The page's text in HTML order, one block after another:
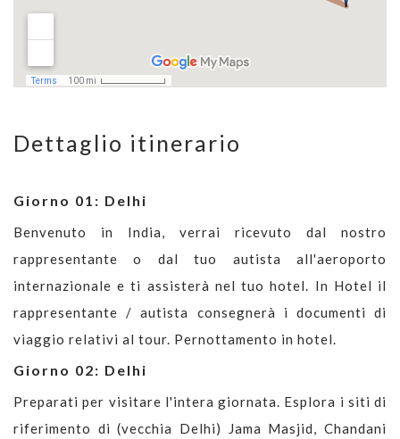
Dettaglio itinerario
Giorno 01: Delhi
Benvenuto in India, verrai ricevuto dal nostro
rappresentante o dal tuo autista all'aeroporto
internazionale e ti assisterà nel tuo hotel. In Hotel il
rappresentante / autista consegnerà i documenti di
viaggio relativi al tour. Pernottamento in hotel.
Giorno 02: Delhi
Preparati per visitare l'intera giornata. Esplora i siti di
riferimento di (vecchia Delhi) Jama Masjid, Chandani